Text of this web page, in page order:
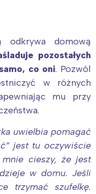
odkrywa domową
pozostałych
co oni. Pozwól
w różnych
mu przy
uwielbia pomagać
jest tu oczywiście
cieszy, że jest
w domu. Jeśli
trzymać szufelkę.